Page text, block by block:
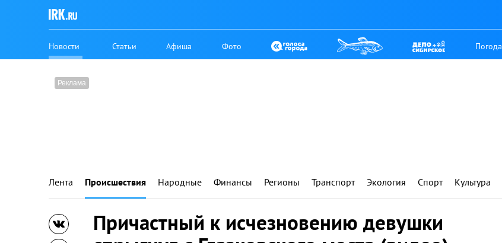
Новости Статьи Афиша Фото Погода
Лента Происшествия Народные Финансы Регионы Транспорт Экология Спорт Культура
Причастный к исчезновению девушки